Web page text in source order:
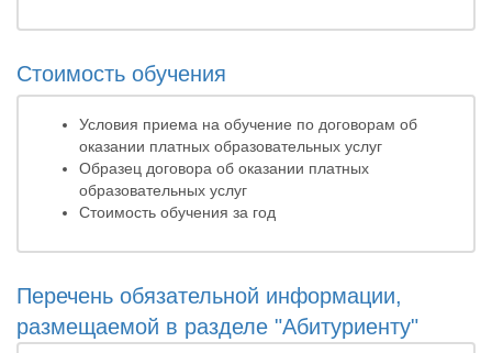
Стоимость обучения
Условия приема на обучение по договорам об
оказании платных образовательных услуг
Образец договора об оказании платных
образовательных услуг
Стоимость обучения за год
Перечень обязательной информации,
размещаемой в разделе "Абитуриенту"